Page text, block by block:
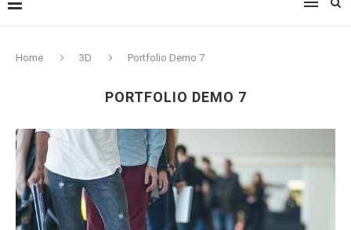
Home 3D Portfolio Demo 7
PORTFOLIO DEMO 7